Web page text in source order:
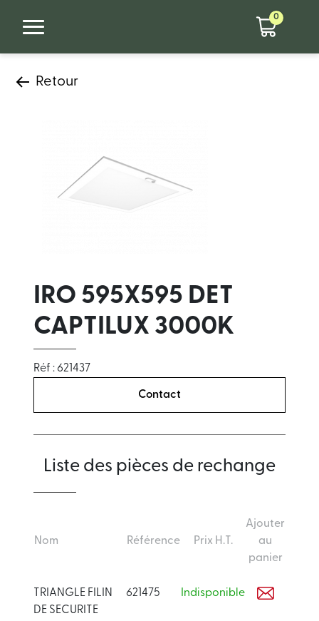
0
Retour
IRO 595X595 DET
CAPTILUX 3000K
Réf : 621437
Contact
Liste des pièces de rechange
Nom Référence Prix H.T.
Ajouter
au
panier
TRIANGLE FILIN
DE SECURITE
621475 Indisponible